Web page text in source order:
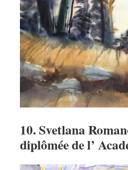
10. Svetlana
diplômée de l’